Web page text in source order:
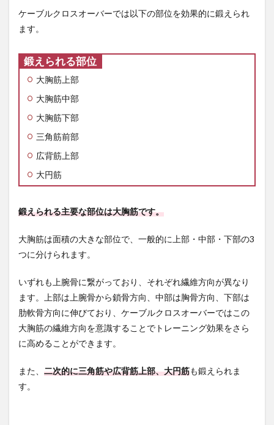
女
チュ
ーブ
を使
自宅
でケ
ーブ
ルク
オー
3
ブル
ーバ
ーの
とや
り方
大胸
筋下
部：
ブル
ケーブルクロスオーバーでは以下の部位を効果的に鍛えられ
ます。
鍛えられる部位
大胸筋上部
大胸筋中部
大胸筋下部
三角筋前部
広背筋上部
大円筋
鍛えられる主要な部位は大胸筋です。
大胸筋は面積の大きな部位で、一般的に上部・中部・下部の3
つに分けられます。
いずれも上腕骨に繋がっており、それぞれ繊維方向が異なり
ます。上部は上腕骨から鎖骨方向、中部は胸骨方向、下部は
肋軟骨方向に伸びており、ケーブルクロスオーバーではこの
大胸筋の繊維方向を意識することでトレーニング効果をさら
に高めることができます。
また、 二次的に三角筋や広背筋上部、大円筋も鍛えられま
す。